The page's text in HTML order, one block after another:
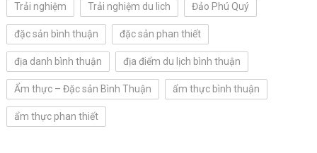
Trải nghiệm Trải nghiệm du lich Đảo Phú Quý
đặc sản bình thuận đặc sản phan thiết
địa danh bình thuận địa điểm du lịch bình thuận
Ẩm thực – Đặc sản Bình Thuận ẩm thực bình thuận
ẩm thực phan thiết